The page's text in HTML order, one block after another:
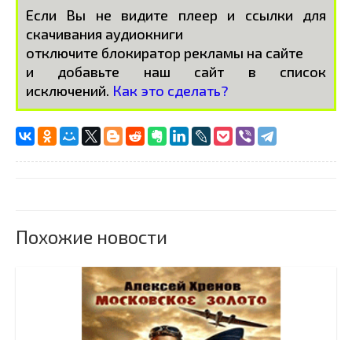
Если Вы не видите плеер и ссылки для
скачивания аудиокниги
отключите блокиратор рекламы на сайте
и добавьте наш сайт в список
исключений. Как это сделать?
Похожие новости